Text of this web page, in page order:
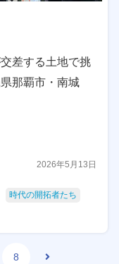
差する土地で挑
那覇市・南城
2026年5月13日
時代の開拓者たち
8